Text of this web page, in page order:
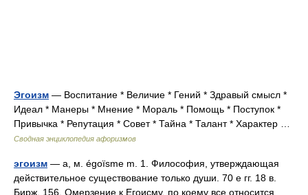
Эгоизм — Воспитание * Величие * Гений * Здравый смысл *
Идеал * Манеры * Мнение * Мораль * Помощь * Поступок *
Привычка * Репутация * Совет * Тайна * Талант * Характер …
Сводная энциклопедия афоризмов
эгоизм — а, м. égoïsme m. 1. Философия, утверждающая
действительное существование только души. 70 е гг. 18 в.
Бирж. 156. Омерзение к Егоисму, по коему все относится